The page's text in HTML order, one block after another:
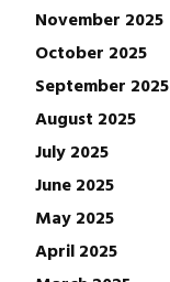
November 2025
October 2025
September 2025
August 2025
July 2025
June 2025
May 2025
April 2025